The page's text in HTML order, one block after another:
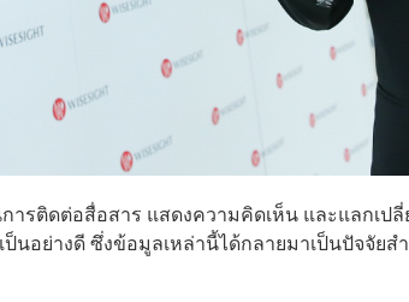
ารติดต่อสื่อสาร แสดงความคิดเห็น และแลกเป
นอย่างดี ซึ่งข้อมูลเหล่านี้ได้กลายมาเป็นปัจจัยส